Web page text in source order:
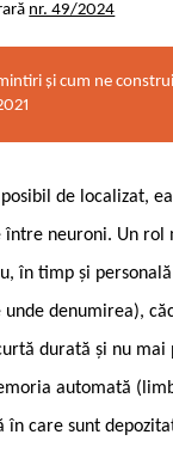
nr. 49/2024
și cum ne
de localizat,
neuroni. Un rol
în timp și
denumirea),
durată și nu
automată
care sunt